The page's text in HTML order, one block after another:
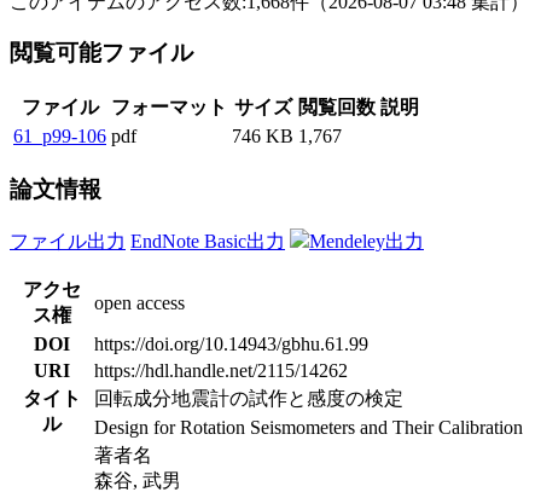
閲覧可能ファイル
ファイル フォーマット サイズ 閲覧回数 説明
61_p99-106 pdf 746 KB 1,767
論文情報
ファイル出力 EndNote Basic出力 Mendeley出力
アクセ
ス権
open access
DOI
https://doi.org/10.14943/gbhu.61.99
URI
https://hdl.handle.net/2115/14262
タイト
ル
回転成分地震計の試作と感度の検定
Design for Rotation Seismometers and Their Calibration
著者名
森谷, 武男